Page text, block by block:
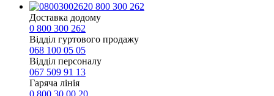
0 800 300 262
Доставка додому
0 800 300 262
Відділ гуртового продажу
068 100 05 05​
Відділ персоналу
067 509 91 13
Гаряча лінія
0 800 30 00 20